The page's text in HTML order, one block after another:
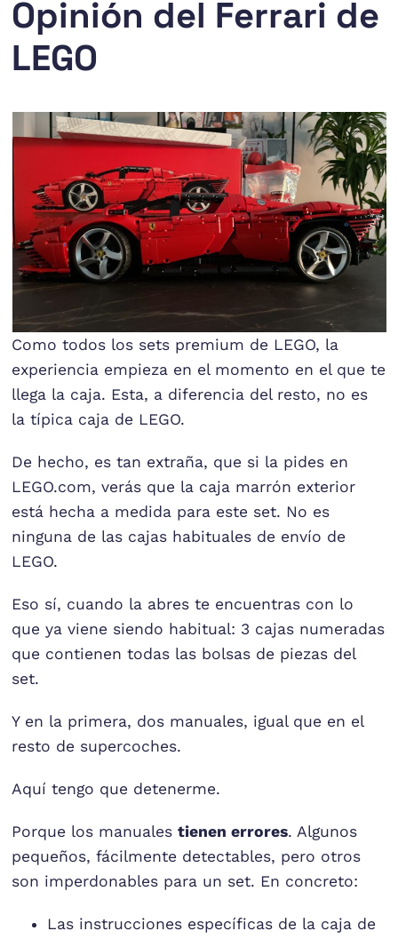
Opinión del Ferrari de
LEGO
Como todos los sets premium de LEGO, la
experiencia empieza en el momento en el que te
llega la caja. Esta, a diferencia del resto, no es
la típica caja de LEGO.
De hecho, es tan extraña, que si la pides en
LEGO.com, verás que la caja marrón exterior
está hecha a medida para este set. No es
ninguna de las cajas habituales de envío de
LEGO.
Eso sí, cuando la abres te encuentras con lo
que ya viene siendo habitual: 3 cajas numeradas
que contienen todas las bolsas de piezas del
set.
Y en la primera, dos manuales, igual que en el
resto de supercoches.
Aquí tengo que detenerme.
Porque los manualestienen errores. Algunos
pequeños, fácilmente detectables, pero otros
son imperdonables para un set. En concreto:
Las instrucciones específicas de la caja de